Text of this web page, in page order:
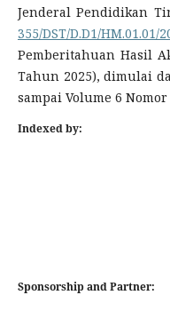
Jenderal Pendidikan
355/DST/D.D1/HM.01.01/
Pemberitahuan Hasil
Tahun 2025), dimulai
sampai Volume 6
Indexed by:
Sponsorship and Partner: